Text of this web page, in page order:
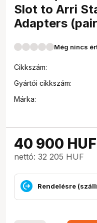
Slot to Arri
Adapters
Még nincs
Cikkszám:
Gyártói cikkszám:
Márka:
40 900 HUF
nettó: 32 205 HUF
Rendelésre